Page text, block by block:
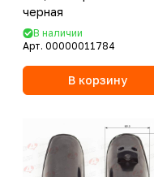
черная
В наличии
Арт. 00000011784
В корзину